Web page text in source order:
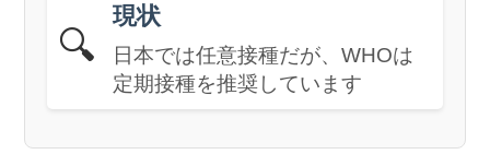
🔍
現状
日本では任意接種だが、WHOは
定期接種を推奨しています